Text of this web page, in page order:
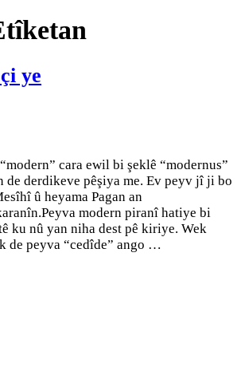
ye
cara ewil bi şeklê “modernus”
de derdikeve pêşiya me. Ev peyv jî ji bo
û heyama Pagan an
modern piranî hatiye bi
ku nû yan niha dest pê kiriye. Wek
de peyva “cedîde” ango …